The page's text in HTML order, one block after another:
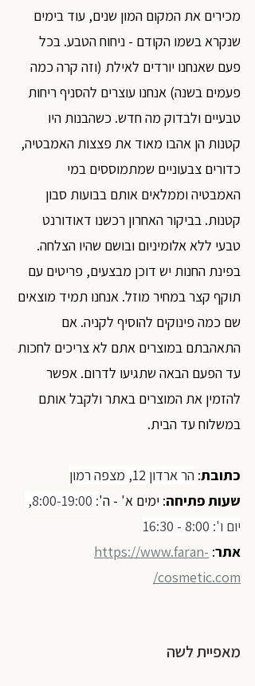
מכירים את המקום המון שנים, עוד בימים
שנקרא בשמו הקודם - ניחוח הטבע. בכל
פעם שאנחנו יורדים לאילת (וזה קרה כמה
פעמים בשנה) אנחנו עוצרים להסניף ריחות
טבעיים ולבדוק מה חדש. כשהבנות היו
קטנות הן אהבו מאוד את פצצות האמבטיה,
כדורים צבעוניים שמתמוססים במי
האמבטיה וממלאים אותם בבועות סבון
קטנות. בביקור האחרון רכשנו דאודורנט
טבעי ללא אלומיניום ובושם שהיו הצלחה.
בפינת החנות יש דוכן מבצעים, פריטים עם
תוקף קצר במחיר מוזל. אנחנו תמיד מוצאים
שם כמה פינוקים להוסיף לקניה. אם
התאהבתם במוצרים אתם לא צריכים לחכות
עד הפעם הבאה שתגיעו לדרום. אפשר
להזמין את המוצרים באתר ולקבל אותם
במשלוח עד הבית.
כתובת: הר ארדון 12, מצפה רמון
שעות פתיחה: ימים א' - ה'
: 8:00-19:00,
יום ו': 8:00 - 16:30
אתר:
https://www.faran-
cosmetic.com/
מאפיית לשה